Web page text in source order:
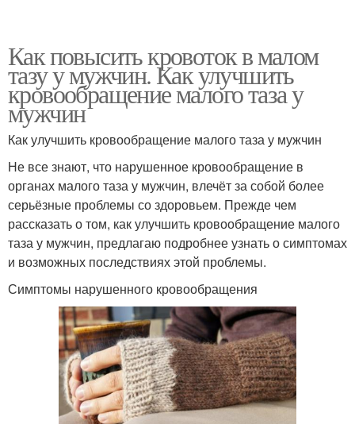
Как повысить кровоток в малом
тазу у мужчин. Как улучшить
кровообращение малого таза у
мужчин
Как улучшить кровообращение малого таза у мужчин
Не все знают, что нарушенное кровообращение в
органах малого таза у мужчин, влечёт за собой более
серьёзные проблемы со здоровьем. Прежде чем
рассказать о том, как улучшить кровообращение малого
таза у мужчин, предлагаю подробнее узнать о симптомах
и возможных последствиях этой проблемы.
Симптомы нарушенного кровообращения